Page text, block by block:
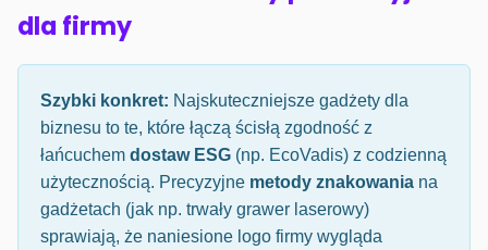
dla firmy
Szybki konkret: Najskuteczniejsze gadżety dla
biznesu to te, które łączą ścisłą zgodność z
łańcuchem dostaw ESG (np. EcoVadis) z codzienną
użytecznością. Precyzyjne metody znakowania na
gadżetach (jak np. trwały grawer laserowy)
sprawiają, że naniesione logo firmy wygląda